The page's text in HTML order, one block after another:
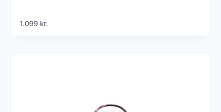
1.099 kr.